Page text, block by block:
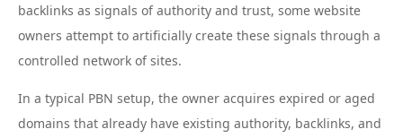
backlinks as signals of authority and trust, some website
owners attempt to artificially create these signals through a
controlled network of sites.
In a typical PBN setup, the owner acquires expired or aged
domains that already have existing authority, backlinks, and